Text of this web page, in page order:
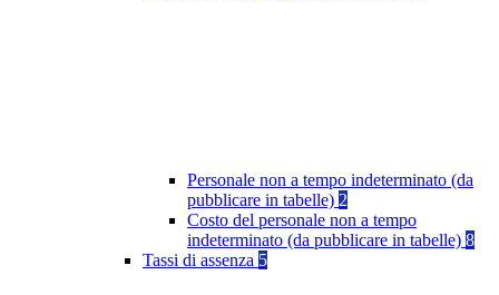
Personale non a tempo indeterminato (da
pubblicare in tabelle) 2
Costo del personale non a tempo
indeterminato (da pubblicare in tabelle) 8
Tassi di assenza 5